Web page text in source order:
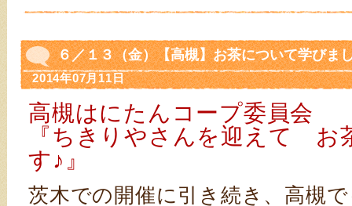
６／１３（金）【高槻】お茶について学びま
2014年07月11日
高槻はにたんコープ委員会
『ちきりやさんを迎えて お
す♪』
茨木での開催に引き続き、高槻